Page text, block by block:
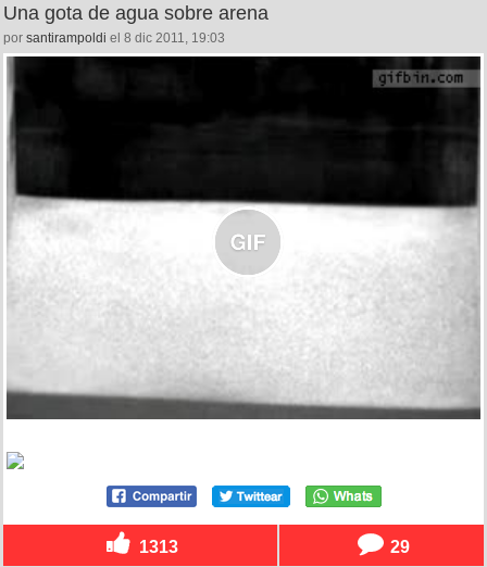
Una gota de agua sobre arena
por santirampoldi el 8 dic 2011, 19:03
1313 29